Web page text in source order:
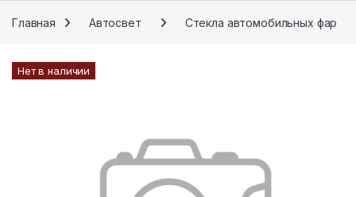
Главная Автосвет Стекла автомобильных фар
Нет в наличии